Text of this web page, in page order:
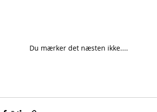
Du mærker det næsten ikke....